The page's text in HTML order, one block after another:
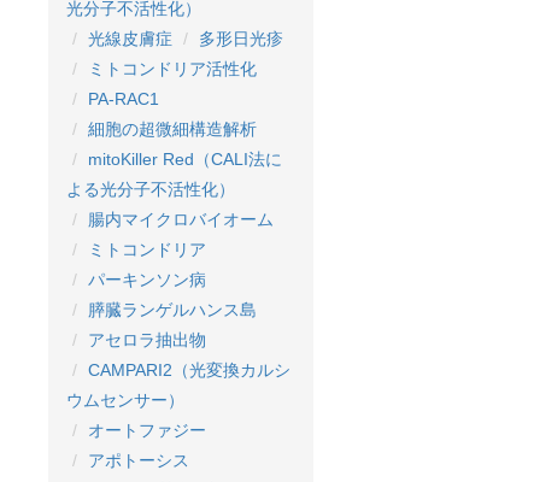
光分子不活性化）
光線皮膚症
多形日光疹
ミトコンドリア活性化
PA-RAC1
細胞の超微細構造解析
mitoKiller Red（CALI法に
よる光分子不活性化）
腸内マイクロバイオーム
ミトコンドリア
パーキンソン病
膵臓ランゲルハンス島
アセロラ抽出物
CAMPARI2（光変換カルシ
ウムセンサー）
オートファジー
アポトーシス